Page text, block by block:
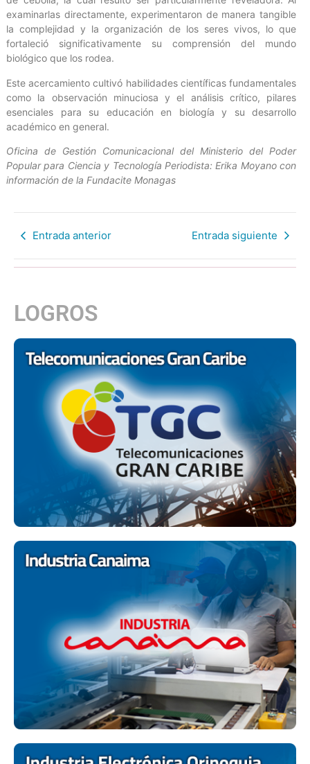
examinarlas directamente, experimentaron de manera tangible
la complejidad y la organización de los seres vivos, lo que
fortaleció significativamente su comprensión del mundo
biológico que los rodea.
Este acercamiento cultivó habilidades científicas fundamentales
como la observación minuciosa y el análisis crítico, pilares
esenciales para su educación en biología y su desarrollo
académico en general.
Oficina de Gestión Comunicacional del Ministerio del Poder
Popular para Ciencia y Tecnología Periodista: Erika Moyano con
información de la Fundacite Monagas
Entrada anterior Entrada siguiente
LOGROS